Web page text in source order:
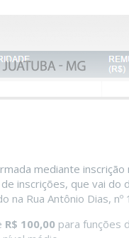
mediante
inscrições, que vai do
na Rua Antônio Dias,
R$ 100,00 para funções